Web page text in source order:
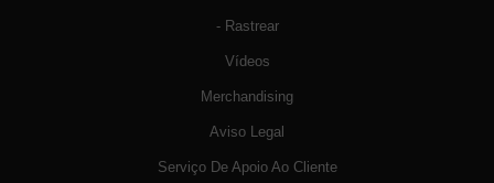
- Rastrear
Vídeos
Merchandising
Aviso Legal
Serviço De Apoio Ao Cliente